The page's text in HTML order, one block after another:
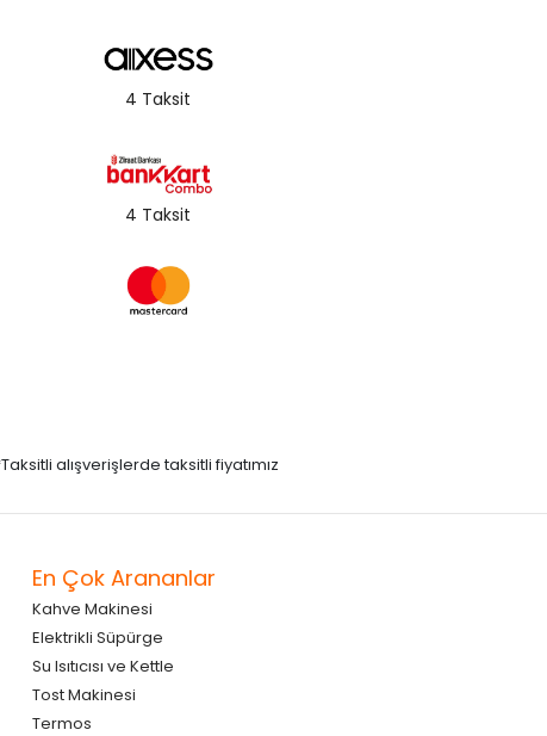
4 Taksit
4 Taksit
alışverişlerde taksitli fiyatımız
En Çok Arananlar
Kahve Makinesi
Elektrikli Süpürge
Su Isıtıcısı ve Kettle
Tost Makinesi
Termos